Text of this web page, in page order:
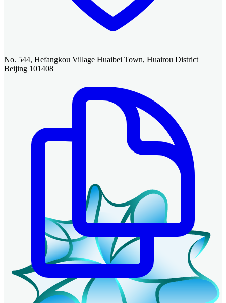
No. 544, Hefangkou Village Huaibei Town, Huairou District
Beijing 101408